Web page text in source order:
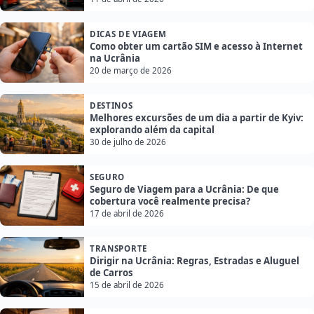
DICAS DE VIAGEM
Como obter um cartão SIM e acesso à Internet
na Ucrânia
20 de março de 2026
DESTINOS
Melhores excursões de um dia a partir de Kyiv:
explorando além da capital
30 de julho de 2026
SEGURO
Seguro de Viagem para a Ucrânia: De que
cobertura você realmente precisa?
17 de abril de 2026
TRANSPORTE
Dirigir na Ucrânia: Regras, Estradas e Aluguel
de Carros
15 de abril de 2026